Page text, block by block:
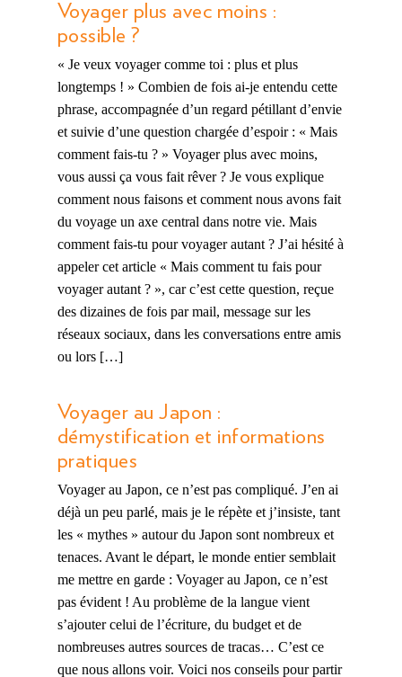
Voyager plus avec moins :
possible ?
« Je veux voyager comme toi : plus et plus
longtemps ! » Combien de fois ai-je entendu cette
phrase, accompagnée d’un regard pétillant d’envie
et suivie d’une question chargée d’espoir : « Mais
comment fais-tu ? » Voyager plus avec moins,
vous aussi ça vous fait rêver ? Je vous explique
comment nous faisons et comment nous avons fait
du voyage un axe central dans notre vie. Mais
comment fais-tu pour voyager autant ? J’ai hésité à
appeler cet article « Mais comment tu fais pour
voyager autant ? », car c’est cette question, reçue
des dizaines de fois par mail, message sur les
réseaux sociaux, dans les conversations entre amis
ou lors […]
Voyager au Japon :
démystification et informations
pratiques
Voyager au Japon, ce n’est pas compliqué. J’en ai
déjà un peu parlé, mais je le répète et j’insiste, tant
les « mythes » autour du Japon sont nombreux et
tenaces. Avant le départ, le monde entier semblait
me mettre en garde : Voyager au Japon, ce n’est
pas évident ! Au problème de la langue vient
s’ajouter celui de l’écriture, du budget et de
nombreuses autres sources de tracas… C’est ce
que nous allons voir. Voici nos conseils pour partir